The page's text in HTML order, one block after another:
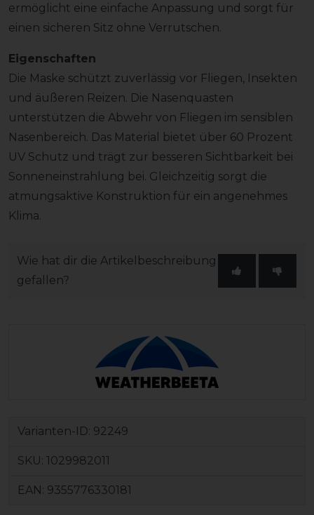
ermöglicht eine einfache Anpassung und sorgt für
einen sicheren Sitz ohne Verrutschen.
Eigenschaften
Die Maske schützt zuverlässig vor Fliegen, Insekten
und äußeren Reizen. Die Nasenquasten
unterstützen die Abwehr von Fliegen im sensiblen
Nasenbereich. Das Material bietet über 60 Prozent
UV Schutz und trägt zur besseren Sichtbarkeit bei
Sonneneinstrahlung bei. Gleichzeitig sorgt die
atmungsaktive Konstruktion für ein angenehmes
Klima.
Wie hat dir die Artikelbeschreibung
gefallen?
Varianten-ID: 92249
SKU: 1029982011
EAN: 9355776330181